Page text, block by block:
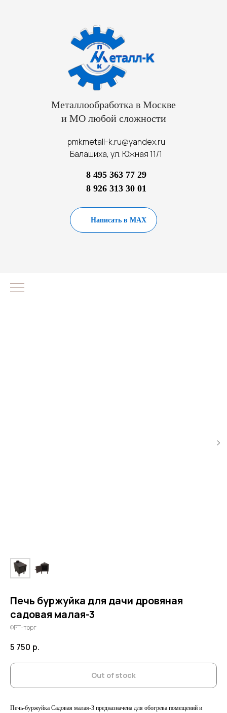
Металлообработка в Москве
и МО любой сложности
pmkmetall-k.ru@yandex.ru
Балашиха, ул. Южная 11/1
8 495 363 77 29
8 926 313 30 01
Написать в MAX
Печь буржуйка для дачи дровяная
садовая малая-3
ФРТ-торг
5 750 р.
Out of stock
Печь-буржуйка Садовая малая-3 предназначена для обогрева помещений и